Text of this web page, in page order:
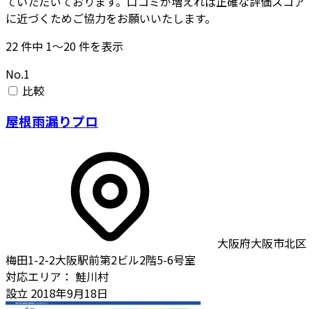
に近づくためご協力をお願いいたします。
22件中 1〜20件を表示
No.1
比較
屋根雨漏りプロ
大阪府大阪市北区
梅田1-2-2大阪駅前第2ビル2階5-6号室
対応エリア： 鮭川村
設立 2018年9月18日